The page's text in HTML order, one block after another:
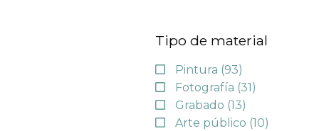
Tipo de material
Pintura (93)
Fotografía (31)
Grabado (13)
Arte público (10)